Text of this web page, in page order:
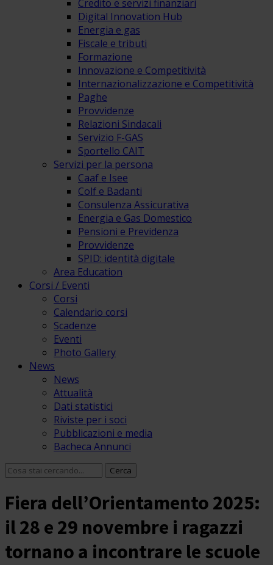
Credito e servizi finanziari
Digital Innovation Hub
Energia e gas
Fiscale e tributi
Formazione
Innovazione e Competitività
Internazionalizzazione e Competitività
Paghe
Provvidenze
Relazioni Sindacali
Servizio F-GAS
Sportello CAIT
Servizi per la persona
Caaf e Isee
Colf e Badanti
Consulenza Assicurativa
Energia e Gas Domestico
Pensioni e Previdenza
Provvidenze
SPID: identità digitale
Area Education
Corsi / Eventi
Corsi
Calendario corsi
Scadenze
Eventi
Photo Gallery
News
News
Attualità
Dati statistici
Riviste per i soci
Pubblicazioni e media
Bacheca Annunci
Fiera dell’Orientamento 2025:
il 28 e 29 novembre i ragazzi
tornano a incontrare le scuole